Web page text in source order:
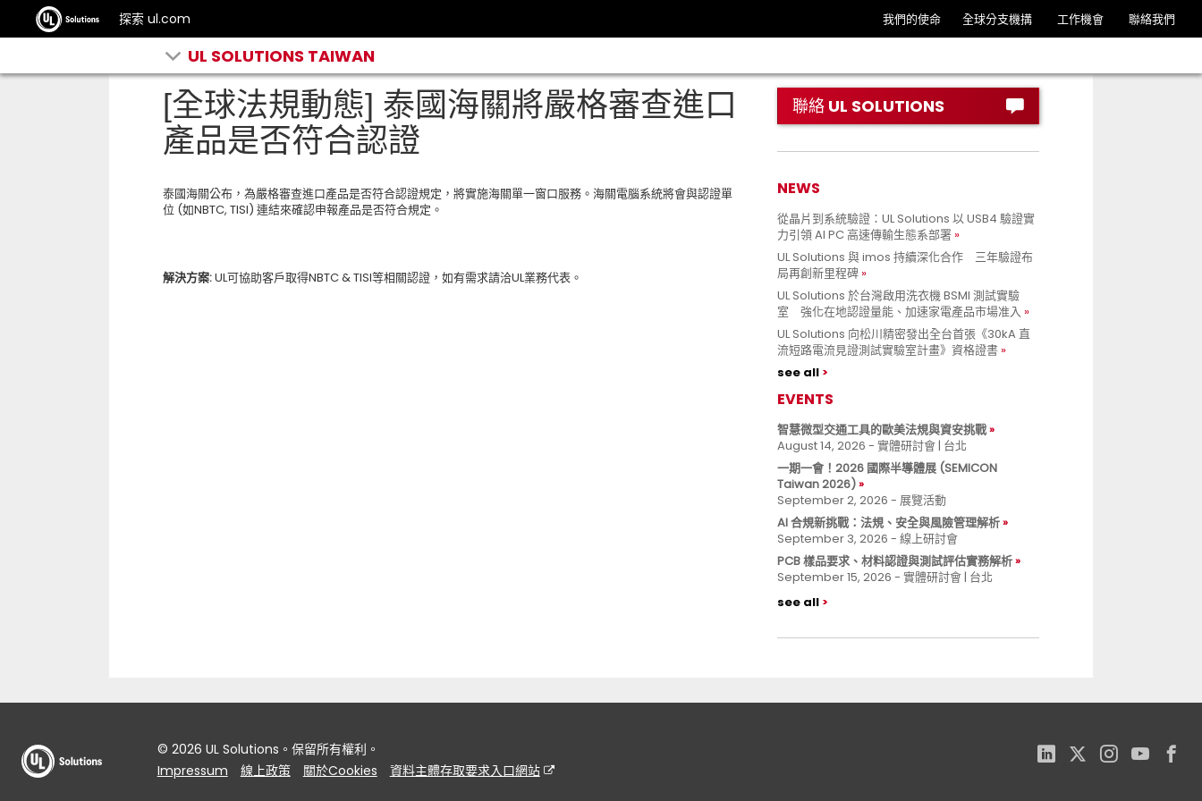
探索 ul.com 我們的使命 全球分支機搆 工作機會 聯絡我們
UL SOLUTIONS TAIWAN
[全球法規動態] 泰國海關將嚴格審查進口
產品是否符合認證
泰國海關公布，為嚴格審查進口產品是否符合認證規定，將實施海關單一窗口服務。海關電腦系統將會與認證單
位 (如NBTC, TISI) 連結來確認申報產品是否符合規定。
解決方案:UL可協助客戶取得NBTC & TISI等相關認證，如有需求請洽UL業務代表。
聯絡 UL SOLUTIONS
NEWS
從晶片到系統驗證：UL Solutions 以 USB4 驗證實
力引領 AI PC 高速傳輸生態系部署
UL Solutions 與 imos 持續深化合作 三年驗證布
局再創新里程碑
UL Solutions 於台灣啟用洗衣機 BSMI 測試實驗
室 強化在地認證量能、加速家電產品市場准入
UL Solutions 向松川精密發出全台首張《30kA 直
流短路電流見證測試實驗室計畫》資格證書
see all
EVENTS
智慧微型交通工具的歐美法規與資安挑戰
August 14, 2026 - 實體研討會 | 台北
一期一會！2026 國際半導體展 (SEMICON
Taiwan 2026)
September 2, 2026 - 展覽活動
AI 合規新挑戰：法規、安全與風險管理解析
September 3, 2026 - 線上研討會
PCB 樣品要求、材料認證與測試評估實務解析
September 15, 2026 - 實體研討會 | 台北
see all
© 2026 UL Solutions。保留所有權利。
Impressum
線上政策 關於Cookies 資料主體存取要求入口網站